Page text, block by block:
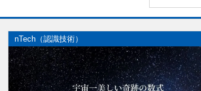
nTech（認識技術）